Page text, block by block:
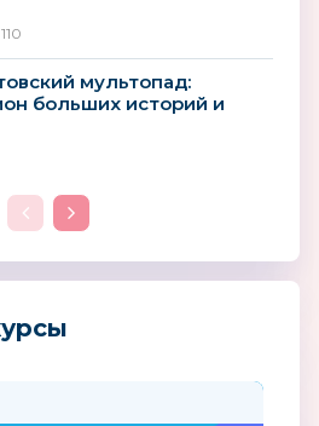
110
мультопад:
больших историй и